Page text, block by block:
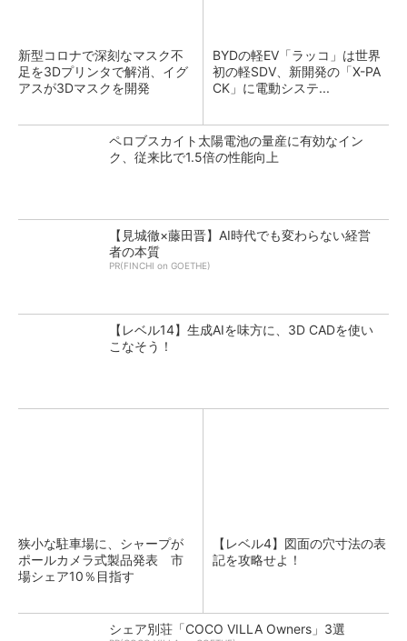
新型コロナで深刻なマスク不
足を3Dプリンタで解消、イグ
アスが3Dマスクを開発
BYDの軽EV「ラッコ」は世界
初の軽SDV、新開発の「X-PA
CK」に電動システ...
ペロブスカイト太陽電池の量産に有効なイン
ク、従来比で1.5倍の性能向上
【見城徹×藤田晋】AI時代でも変わらない経営
者の本質
PR(FINCHI on GOETHE)
【レベル14】生成AIを味方に、3D CADを使い
こなそう！
狭小な駐車場に、シャープが
ポールカメラ式製品発表 市
場シェア10％目指す
【レベル4】図面の穴寸法の表
記を攻略せよ！
シェア別荘「COCO VILLA Owners」3選